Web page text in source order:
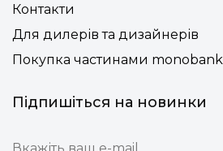
Контакти
Для дилерів та дизайнерів
Покупка частинами monobank
Підпишіться на новинки